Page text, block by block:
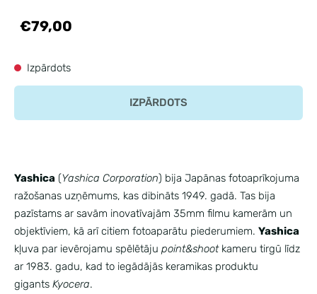
€79,00
Izpārdots
IZPĀRDOTS
Yashica (Yashica Corporation) bija Japānas fotoaprīkojuma
ražošanas uzņēmums, kas dibināts 1949. gadā. Tas bija
pazīstams ar savām inovatīvajām 35mm filmu kamerām un
objektīviem, kā arī citiem fotoaparātu piederumiem. Yashica
kļuva par ievērojamu spēlētāju point&shootkameru tirgū līdz
ar 1983. gadu, kad to iegādājās keramikas produktu
gigants Kyocera.